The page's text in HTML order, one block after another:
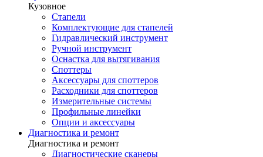
Кузовное
Стапели
Комплектующие для стапелей
Гидравлический инструмент
Ручной инструмент
Оснастка для вытягивания
Споттеры
Аксессуары для споттеров
Расходники для споттеров
Измерительные системы
Профильные линейки
Опции и аксессуары
Диагностика и ремонт
Диагностика и ремонт
Диагностические сканеры